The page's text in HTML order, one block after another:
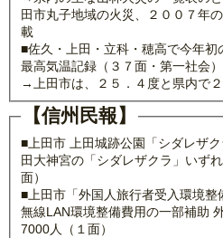
田市丸子地域の火災、２００７年
載
■佐久・上田・立科・穂高で今年
最高気温記録（３７面・第一社会）
→上田市は、２５．４度と県内で
【信州民報】
■上田市 上田城跡公園「シダレザ
田大神宮の「シダレザクラ」いず
面）
■上田市「外国人旅行者受入環境
無線LAN環境整備費用の一部補助
7000人（１面）